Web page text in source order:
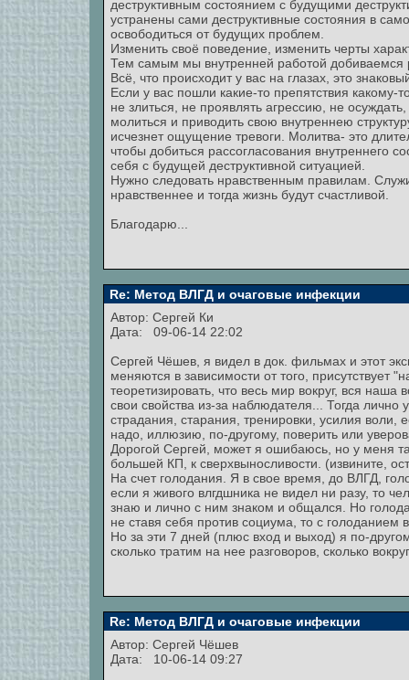
деструктивным состоянием с будущими
устранены сами деструктивные состояния в
освободиться от будущих проблем.
Изменить своё поведение, изменить черты
Тем самым мы внутренней работой добиваемся
Всё, что происходит у вас на глазах, это
Если у вас пошли какие-то препятствия какому-
не злиться, не проявлять агрессию, не
молиться и приводить свою внутреннею
исчезнет ощущение тревоги. Молитва- это
чтобы добиться рассогласования внутреннего
себя с будущей деструктивной ситуацией.
Нужно следовать нравственным правилам.
нравственнее и тогда жизнь будут счастливой.
Благодарю...
Re: Метод ВЛГД и очаговые инфекции
Автор: Сергей Ки
Дата: 09-06-14 22:02
Сергей Чёшев, я видел в док. фильмах и этот
меняются в зависимости от того, присутствует
теоретизировать, что весь мир вокруг, вся
свои свойства из-за наблюдателя... Тогда
страдания, старания, тренировки, усилия воли,
надо, иллюзию, по-другому, поверить или
Дорогой Сергей, может я ошибаюсь, но у меня
большей КП, к сверхвыносливости. (извините,
На счет голодания. Я в свое время, до ВЛГД,
если я живого влгдшника не видел ни разу, то
знаю и лично с ним знаком и общался. Но
не ставя себя против социума, то с голоданием
Но за эти 7 дней (плюс вход и выход) я по-
сколько тратим на нее разговоров, сколько
Re: Метод ВЛГД и очаговые инфекции
Автор: Сергей Чёшев
Дата: 10-06-14 09:27